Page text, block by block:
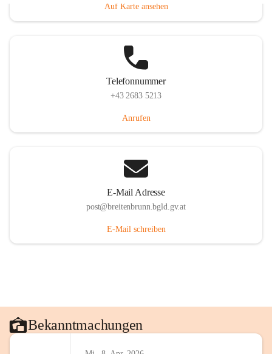
Auf Karte ansehen
Telefonnummer
+43 2683 5213
Anrufen
E-Mail Adresse
post@breitenbrunn.bgld.gv.at
E-Mail schreiben
Bekanntmachungen